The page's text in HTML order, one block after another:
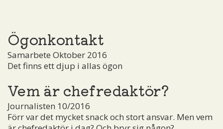
Ögonkontakt
Samarbete Oktober 2016
Det finns ett djup i allas ögon
Vem är chefredaktör?
Journalisten 10/2016
Förr var det mycket snack och stort ansvar. Men vem